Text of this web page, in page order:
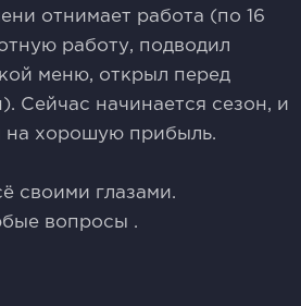
отнимает работа (по 16
работу, подводил
меню, открыл перед
Сейчас начинается сезон, и
на хорошую прибыль.
своими глазами.
вопросы .